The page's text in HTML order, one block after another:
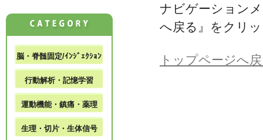
ナビゲーション
へ戻る』をクリ
トップページへ
脳・脊髄固定/ｲﾝｼﾞｪｸｼｮﾝ
行動解析・記憶学習
運動機能・鎮痛・薬理
生理・切片・生体信号